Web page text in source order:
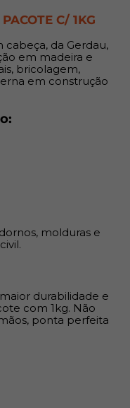
durabilidade e
com 1kg. Não
ponta perfeita e
C/ 1KG
cabeça, da Gerdau,
em madeira e
bricolagem,
em construção
molduras e
durabilidade e
com 1kg. Não
ponta perfeita